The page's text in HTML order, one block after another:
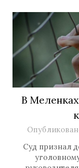
В
Суд признал